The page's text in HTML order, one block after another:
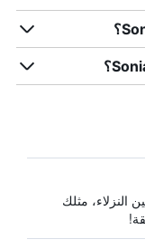
النزلاء، مثلك